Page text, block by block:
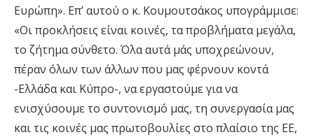
Ευρώπη». Επ’ αυτού ο κ. Κουμουτσάκος υπογράμμισε:
«Οι προκλήσεις είναι κοινές, τα προβλήματα μεγάλα,
το ζήτημα σύνθετο. Όλα αυτά μάς υποχρεώνουν,
πέραν όλων των άλλων που μας φέρνουν κοντά
-Ελλάδα και Κύπρο-, να εργαστούμε για να
ενισχύσουμε το συντονισμό μας, τη συνεργασία μας
και τις κοινές μας πρωτοβουλίες στο πλαίσιο της ΕΕ,